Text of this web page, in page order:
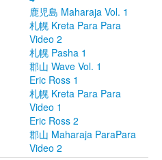
鹿児島 Maharaja Vol. 1
札幌 Kreta Para Para
Video 2
札幌 Pasha 1
郡山 Wave Vol. 1
Eric Ross 1
札幌 Kreta Para Para
Video 1
Eric Ross 2
郡山 Maharaja ParaPara
Video 2